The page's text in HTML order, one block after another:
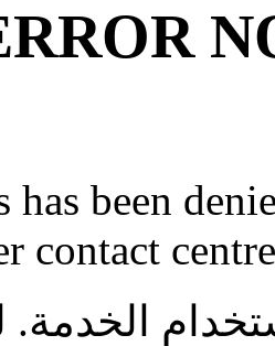
has been
contact